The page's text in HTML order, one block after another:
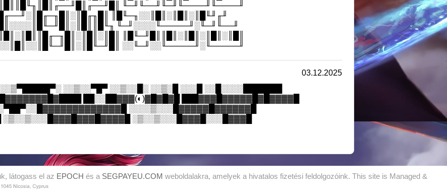
╙─╜╙──╜╙─╜╙────╜╙────╜
║█╙─╖░░║█║░║█║░║█╙╜╓╜
╙─╜░░░░╙─────╜░╙─╜╙──╜
║█╙─╜█║║█║░║█║░║█║░║█║
░░╙─╜░░╙─────╜░╙─────╜
03.12.2025
░░▒░░▀█▀ ░░▒░░█░ ░░▒░█ ░░░█ ░░█░░░░███████
██░░██▓▓▓(◐)▓█▓█▓█ ███▓▓▓█▓▓▓▓▓█▓█▓▓▓▓█
░░░░▒░░░█▓▓▓▓▓█▓▓▓▓▓▓█
░▒░░▒░░░█▓▓▓█░░░█▓▓▓█
látogass el az EPOCH és a SEGPAYEU.COM weboldalakra, amelyek a hivatalos fizetési feldolgozóink. This site is Managed &